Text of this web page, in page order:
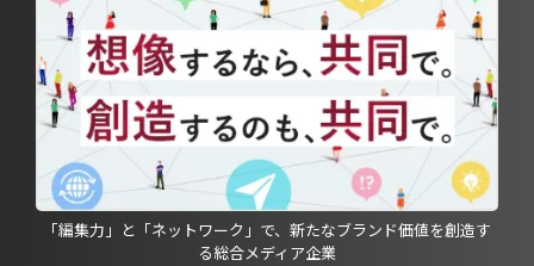
「編集力」と「ネットワーク」で、新たなブランド価値を創造す
る総合メディア企業